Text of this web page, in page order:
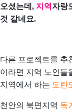
오셨는데, 지역자랑
것 같네요.
다른 프로젝트를 추
이라면 지역 노인들
지역에서 하는 도란
천안의 북면지역 독